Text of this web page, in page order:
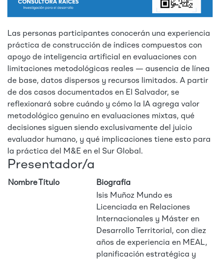
Las personas participantes conocerán una experiencia
práctica de construcción de índices compuestos con
apoyo de inteligencia artificial en evaluaciones con
limitaciones metodológicas reales — ausencia de línea
de base, datos dispersos y recursos limitados. A partir
de dos casos documentados en El Salvador, se
reflexionará sobre cuándo y cómo la IA agrega valor
metodológico genuino en evaluaciones mixtas, qué
decisiones siguen siendo exclusivamente del juicio
evaluador humano, y qué implicaciones tiene esto para
la práctica del M&E en el Sur Global.
Presentador/a
Nombre Título Biografía
Isis Muñoz Mundo es
Licenciada en Relaciones
Internacionales y Máster en
Desarrollo Territorial, con diez
años de experiencia en MEAL,
planificación estratégica y